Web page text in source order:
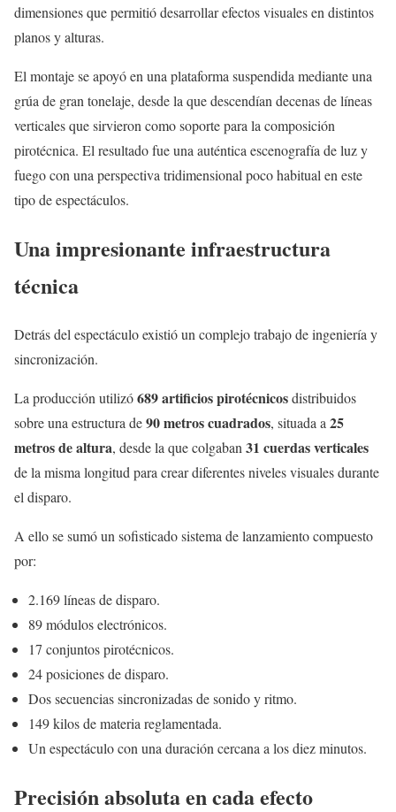
dimensiones que permitió desarrollar efectos visuales en distintos
planos y alturas.
El montaje se apoyó en una plataforma suspendida mediante una
grúa de gran tonelaje, desde la que descendían decenas de líneas
verticales que sirvieron como soporte para la composición
pirotécnica. El resultado fue una auténtica escenografía de luz y
fuego con una perspectiva tridimensional poco habitual en este
tipo de espectáculos.
Una impresionante infraestructura
técnica
Detrás del espectáculo existió un complejo trabajo de ingeniería y
sincronización.
La producción utilizó689 artificios pirotécnicosdistribuidos
sobre una estructura de90 metros cuadrados, situada a25
metros de altura, desde la que colgaban31 cuerdas verticales
de la misma longitud para crear diferentes niveles visuales durante
el disparo.
A ello se sumó un sofisticado sistema de lanzamiento compuesto
por:
2.169 líneas de disparo.
89 módulos electrónicos.
17 conjuntos pirotécnicos.
24 posiciones de disparo.
Dos secuencias sincronizadas de sonido y ritmo.
149 kilos de materia reglamentada.
Un espectáculo con una duración cercana a los diez minutos.
Precisión absoluta en cada efecto